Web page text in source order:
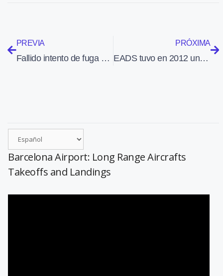
PREVIA
Fallido intento de fuga de una prisión en helicóptero
PRÓXIMA
EADS tuvo en 2012 un beneficio neto de 1.228 millones de euros
Barcelona Airport: Long Range Aircrafts
Takeoffs and Landings